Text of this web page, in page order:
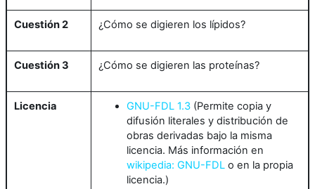
Cuestión 2 ¿Cómo se digieren los lípidos?
Cuestión 3 ¿Cómo se digieren las proteínas?
Licencia GNU-FDL 1.3 (Permite copia y
difusión literales y distribución de
obras derivadas bajo la misma
licencia. Más información en
wikipedia: GNU-FDL o en la propia
licencia.)